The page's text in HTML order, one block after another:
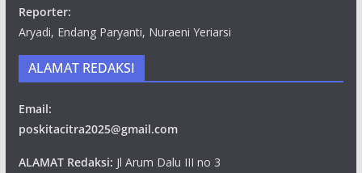
Reporter:
Aryadi, Endang Paryanti, Nuraeni Yeriarsi
ALAMAT REDAKSI
Email:
poskitacitra2025@gmail.com
ALAMAT Redaksi: Jl Arum Dalu III no 3